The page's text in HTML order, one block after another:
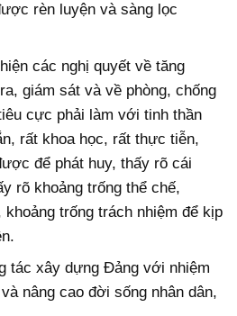
rèn luyện và sàng lọc
các nghị quyết về tăng
giám sát và về phòng, chống
cực phải làm với tinh thần
rất khoa học, rất thực tiễn,
để phát huy, thấy rõ cái
rõ khoảng trống thể chế,
khoảng trống trách nhiệm để kịp
tác xây dựng Đảng với nhiệm
nâng cao đời sống nhân dân,